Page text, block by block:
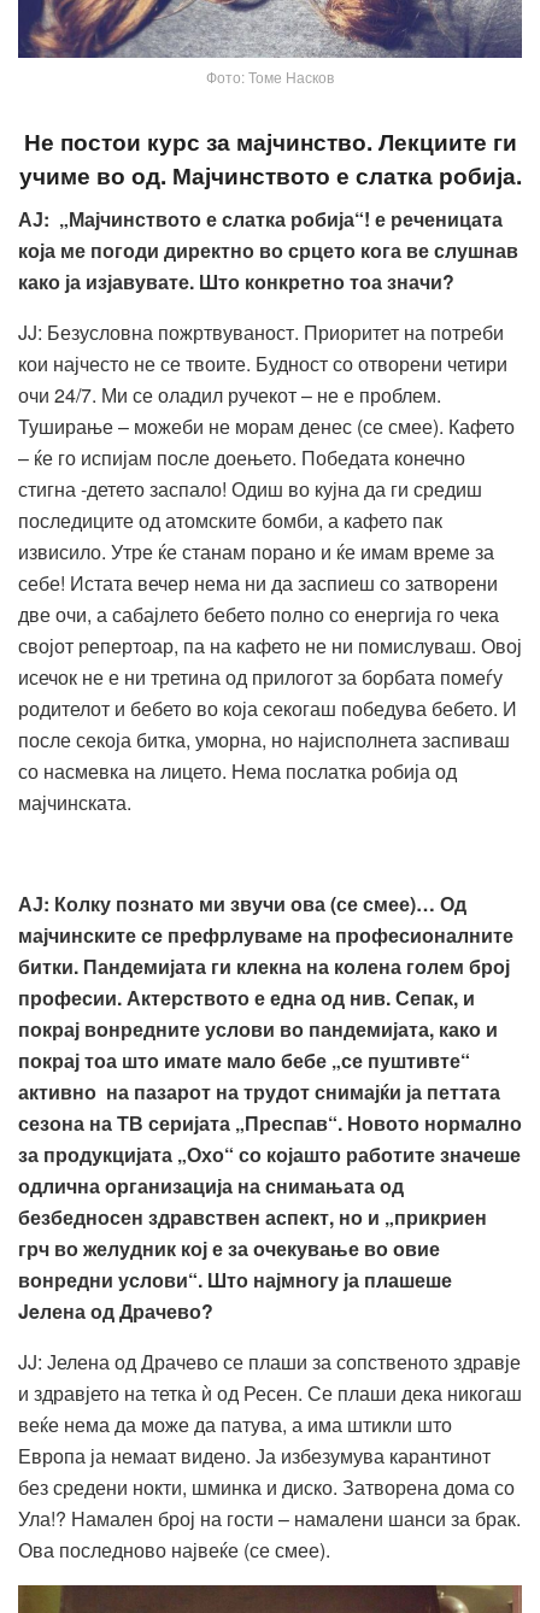
Фото: Томе Насков
Не постои курс за мајчинство. Лекциите ги
учиме во од. Мајчинството е слатка робија.
АЈ: „Мајчинството е слатка робија“! е реченицата
која ме погоди директно во срцето кога ве слушнав
како ја изјавувате. Што конкретно тоа значи?
JJ: Безусловна пожртвуваност. Приоритет на потреби
кои најчесто не се твоите. Будност со отворени четири
очи 24/7. Ми се оладил ручекот – не е проблем.
Туширање – можеби не морам денес (се смее). Кафето
– ќе го испијам после доењето. Победата конечно
стигна -детето заспало! Одиш во кујна да ги средиш
последиците од атомските бомби, а кафето пак
извисило. Утре ќе станам порано и ќе имам време за
себе! Истата вечер нема ни да заспиеш со затворени
две очи, а сабајлето бебето полно со енергија го чека
својот репертоар, па на кафето не ни помислуваш. Овој
исечок не е ни третина од прилогот за борбата помеѓу
родителот и бебето во која секогаш победува бебето. И
после секоја битка, уморна, но најисполнета заспиваш
со насмевка на лицето. Нема послатка робија од
мајчинската.
АЈ: Колку познато ми звучи ова (се смее)… Од
мајчинските се префрлуваме на професионалните
битки. Пандемијата ги клекна на колена голем број
професии. Актерството е една од нив. Сепак, и
покрај вонредните услови во пандемијата, како и
покрај тоа што имате мало бебе „се пуштивте“
активно на пазарот на трудот снимајќи ја петтата
сезона на ТВ серијата „Преспав“. Новото нормално
за продукцијата „Охо“ со којашто работите значеше
одлична организација на снимањата од
безбедносен здравствен аспект, но и „прикриен
грч во желудник кој е за очекување во овие
вонредни услови“. Што најмногу ја плашеше
Jeлена од Драчево?
JJ: Јелена од Драчево се плаши за сопственото здравје
и здравјето на тетка ѝ од Ресен. Се плаши дека никогаш
веќе нема да може да патува, а има штикли што
Европа ја немаат видено. Ја избезумува карантинот
без средени нокти, шминка и диско. Затворена дома со
Ула!? Намален број на гости – намалени шанси за брак.
Ова последново највеќе (се смее).